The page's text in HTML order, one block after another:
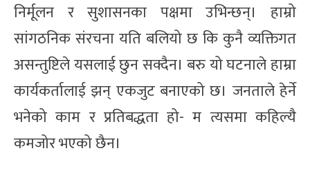
निर्मूलन र सुशासनका पक्षमा उभिन्छन्। हाम्रो
सांगठनिक संरचना यति बलियो छ कि कुनै व्यक्तिगत
असन्तुष्टिले यसलाई छुन सक्दैन। बरु यो घटनाले हाम्रा
कार्यकर्तालाई झन् एकजुट बनाएको छ। जनताले हेर्ने
भनेको काम र प्रतिबद्धता हो- म त्यसमा कहिल्यै
कमजोर भएको छैन।